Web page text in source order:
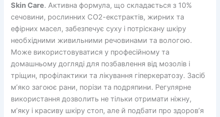
Skin Care. Активна формула, що складається з 10%
сечовини, рослинних СО2-екстрактів, жирних та
ефірних масел, забезпечує суху і потріскану шкіру
необхідними живильними речовинами та вологою.
Може використовуватися у професійному та
домашньому догляді для позбавлення від мозолів і
тріщин, профілактики та лікування гіперкератозу. Засіб
м’яко загоює рани, порізи та подряпини. Регулярне
використання дозволить не тільки отримати ніжну,
м’яку і красиву шкіру стоп, але й подбати про здоров’я